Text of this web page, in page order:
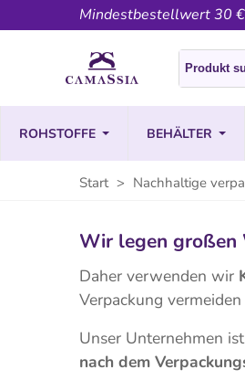
Mindestbestellwert 30
ROHSTOFFE BEHÄLTER
Start > Nachhaltige
Wir legen großen
Daher verwenden wir
Verpackung
Unser Unternehmen
nach dem